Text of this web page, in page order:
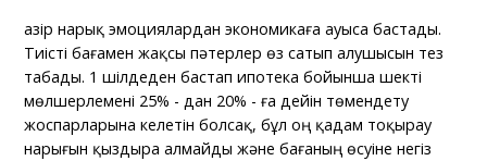
Қазір нарық эмоциялардан экономикаға ауыса бастады.
Тиісті бағамен жақсы пәтерлер өз сатып алушысын тез
табады. 1 шілдеден бастап ипотека бойынша шекті
мөлшерлемені 25% - дан 20% - ға дейін төмендету
жоспарларына келетін болсақ, бұл оң қадам тоқырау
нарығын қыздыра алмайды және бағаның өсуіне негіз